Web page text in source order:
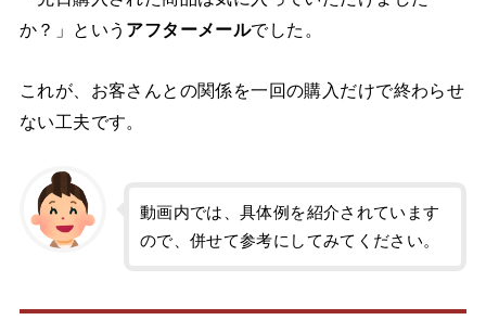
か？」という アフターメールでした。
これが、お客さんとの関係を一回の購入だけで終わらせ
ない工夫です。
動画内では、具体例を紹介されています
ので、併せて参考にしてみてください。